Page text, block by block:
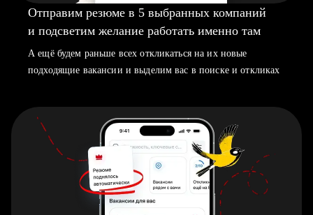
Отправим резюме в 5 выбранных компаний
и подсветим желание работать именно там
А ещё будем раньше всех откликаться на их новые
подходящие вакансии и выделим вас в поиске и откликах